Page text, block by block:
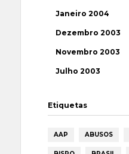
Janeiro 2004
Dezembro 2003
Novembro 2003
Julho 2003
Etiquetas
AAP ABUSOS